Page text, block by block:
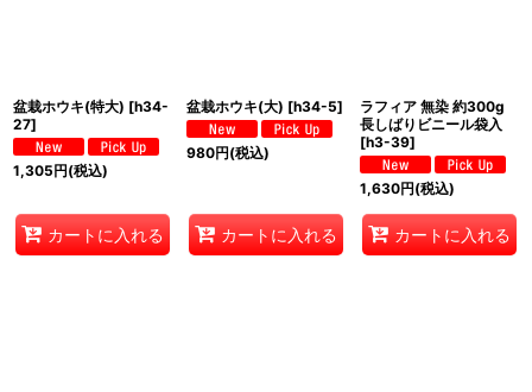
盆栽ホウキ(特大) [h34-
27]
1,305円(税込)
カートに入れる
盆栽ホウキ(大) [h34-5]
980円(税込)
カートに入れる
ラフィア 無染 約300g
長しばりビニール袋入
[h3-39]
1,630円(税込)
カートに入れる